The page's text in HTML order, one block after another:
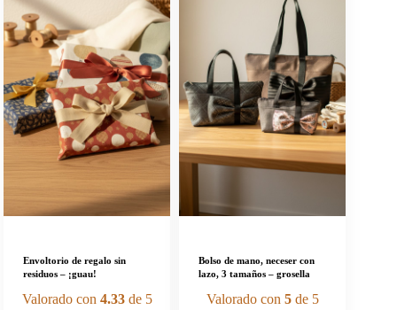
Envoltorio de regalo sin
residuos – ¡guau!
Valorado con 4.33de 5
Bolso de mano, neceser con
lazo, 3 tamaños – grosella
Valorado con 5de 5